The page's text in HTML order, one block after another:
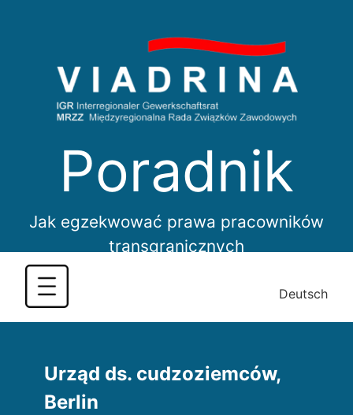
Poradnik
Jak egzekwować prawa pracowników
transgranicznych
Deutsch
Urząd ds. cudzoziemców,
Berlin